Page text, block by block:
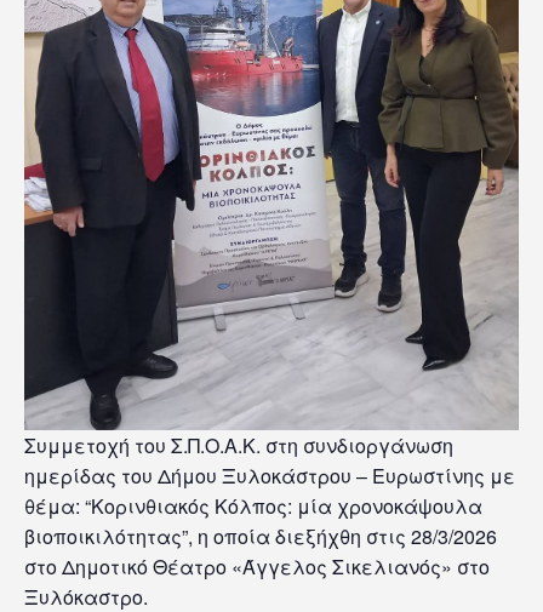
Συμμετοχή του Σ.Π.Ο.Α.Κ. στη συνδιοργάνωση
ημερίδας του Δήμου Ξυλοκάστρου – Ευρωστίνης με
θέμα: “Κορινθιακός Κόλπος: μία χρονοκάψουλα
βιοποικιλότητας”, η οποία διεξήχθη στις 28/3/2026
στο Δημοτικό Θέατρο «Άγγελος Σικελιανός» στο
Ξυλόκαστρο.